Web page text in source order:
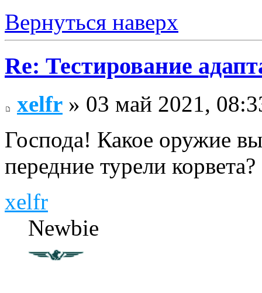
Вернуться наверх
Re: Тестирование
xelfr » 03 май 2021,
Господа! Какое оружие
передние турели корвета?
xelfr
Newbie